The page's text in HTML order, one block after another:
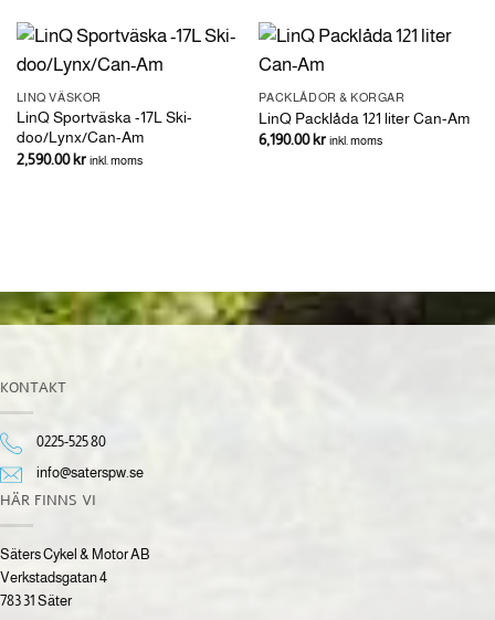
LINQ VÄSKOR
LinQ Sportväska -17L Ski-
doo/Lynx/Can-Am
2,590.00kr inkl. moms
PACKLÅDOR & KORGAR
LinQ Packlåda 121 liter Can-Am
6,190.00kr inkl. moms
KONTAKT
0225-525 80
info@saterspw.se
HÄR FINNS VI
Säters Cykel & Motor AB
Verkstadsgatan 4
783 31 Säter